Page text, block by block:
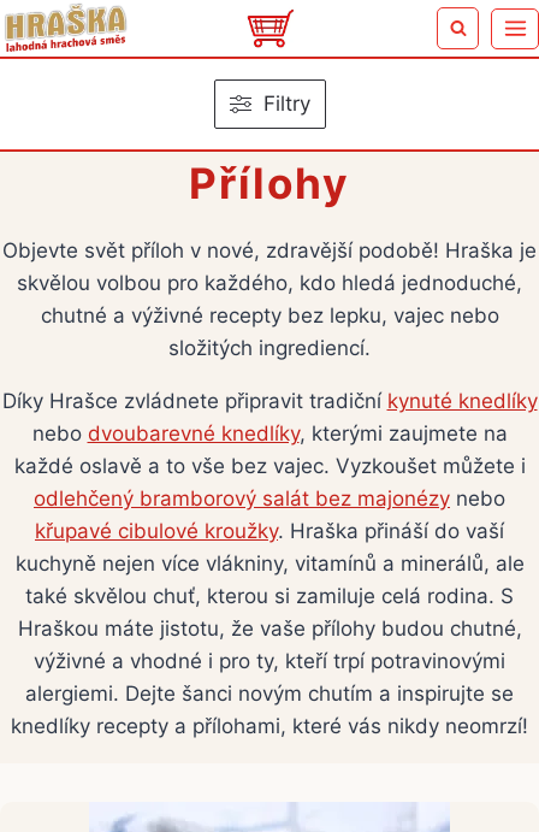
Přeskočit
na
Filtry
Přílohy
Objevte svět příloh v nové, zdravější podobě! Hraška je
skvělou volbou pro každého, kdo hledá jednoduché,
chutné a výživné recepty bez lepku, vajec nebo
složitých ingrediencí.
Díky Hrašce zvládnete připravit tradiční kynuté knedlíky
nebo dvoubarevné knedlíky, kterými zaujmete na
každé oslavě a to vše bez vajec. Vyzkoušet můžete i
odlehčený bramborový salát bez majonézy nebo
křupavé cibulové kroužky. Hraška přináší do vaší
kuchyně nejen více vlákniny, vitamínů a minerálů, ale
také skvělou chuť, kterou si zamiluje celá rodina. S
Hraškou máte jistotu, že vaše přílohy budou chutné,
výživné a vhodné i pro ty, kteří trpí potravinovými
alergiemi. Dejte šanci novým chutím a inspirujte se
knedlíky recepty a přílohami, které vás nikdy neomrzí!